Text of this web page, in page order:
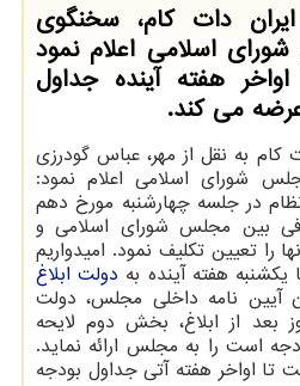
دات کام، سخنگوی
اسلامی اعلام نمود
هفته آینده جداول
می کند.
کام به نقل از مهر، عباس گودرزی
شورای اسلامی اعلام نمود:
در جلسه چهارشنبه مورخ دهم
بین مجلس شورای اسلامی و
را تعیین تکلیف نمود. امیدواریم
یکشنبه هفته آینده به دولت ابلاغ
ماده ۱۸۲ قانون آیین نامه داخلی مجلس، دولت
بعد از ابلاغ، بخش دوم لایحه
است را به مجلس ارائه نماید.
تا اواخر هفته آتی جداول بودجه